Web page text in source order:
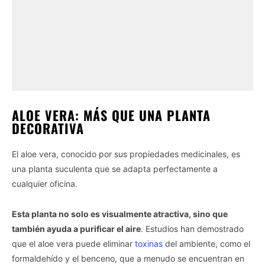
ALOE VERA: MÁS QUE UNA PLANTA
DECORATIVA
El aloe vera, conocido por sus propiedades medicinales, es
una planta suculenta que se adapta perfectamente a
cualquier oficina.
Esta planta no solo es visualmente atractiva, sino que
también ayuda a purificar el aire. Estudios han demostrado
que el aloe vera puede eliminar toxinas del ambiente, como el
formaldehído y el benceno, que a menudo se encuentran en